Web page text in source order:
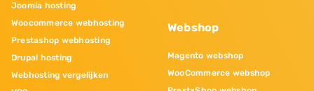
Joomla hosting
Woocommerce webhosting
Prestashop webhosting
Drupal hosting
Webhosting vergelijken
Webshop
Magento webshop
WooCommerce webshop